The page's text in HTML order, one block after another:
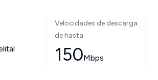
Velocidades de descarga
de hasta
150Mbps